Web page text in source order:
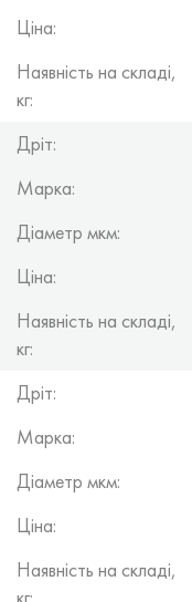
Ціна:
Наявність на складі,
кг:
Дріт:
Марка:
Діаметр мкм:
Ціна:
Наявність на складі,
кг:
Дріт:
Марка:
Діаметр мкм:
Ціна:
Наявність на складі,
кг: